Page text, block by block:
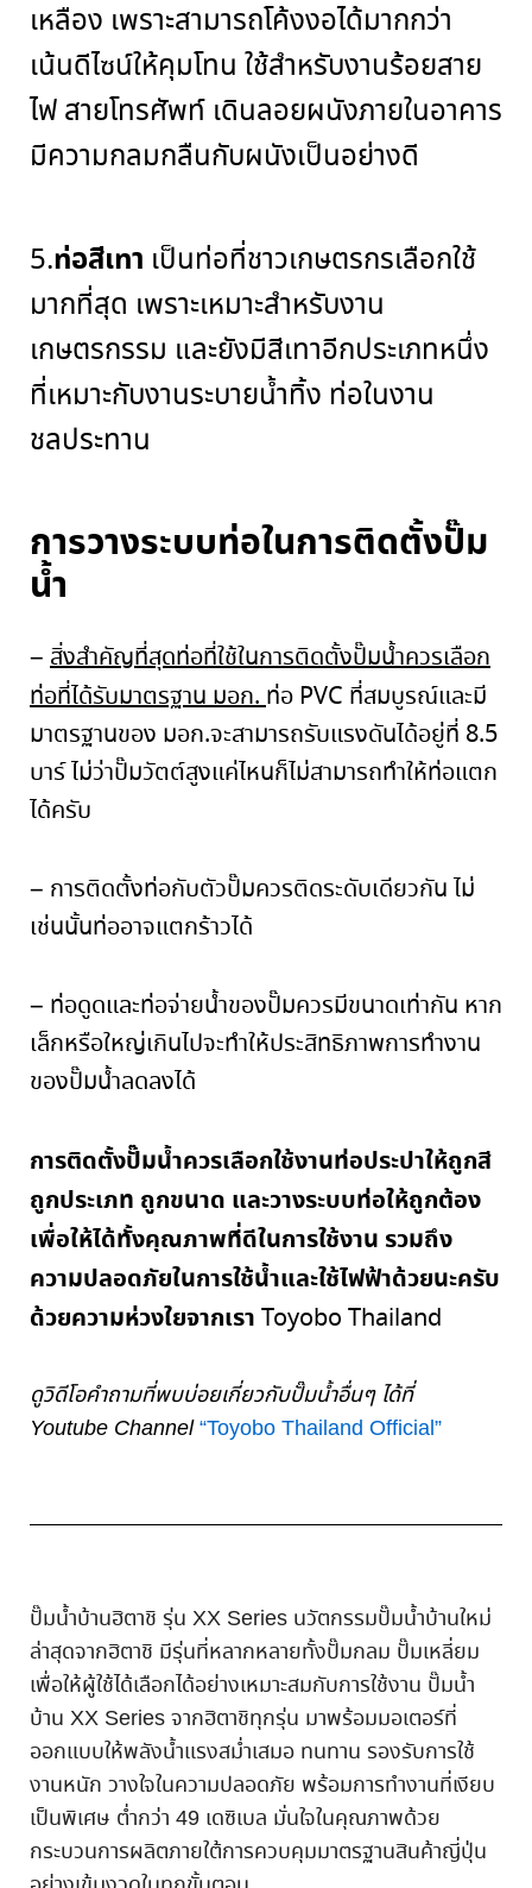
เหลือง เพราะสามารถโค้งงอได้มากกว่า
เน้นดีไซน์ให้คุมโทน ใช้สำหรับงานร้อยสาย
ไฟ สายโทรศัพท์ เดินลอยผนังภายในอาคาร
มีความกลมกลืนกับผนังเป็นอย่างดี
5.ท่อสีเทา เป็นท่อที่ชาวเกษตรกรเลือกใช้
มากที่สุด เพราะเหมาะสำหรับงาน
เกษตรกรรม และยังมีสีเทาอีกประเภทหนึ่ง
ที่เหมาะกับงานระบายน้ำทิ้ง ท่อในงาน
ชลประทาน
การวางระบบท่อในการติดตั้งปั๊ม
น้ำ
– สิ่งสำคัญที่สุดท่อที่ใช้ในการติดตั้งปั๊มน้ำควรเลือก
ท่อที่ได้รับมาตรฐาน มอก.ท่อ PVC ที่สมบูรณ์และมี
มาตรฐานของ มอก.จะสามารถรับแรงดันได้อยู่ที่ 8.5
บาร์ ไม่ว่าปั๊มวัตต์สูงแค่ไหนก็ไม่สามารถทำให้ท่อแตก
ได้ครับ
– การติดตั้งท่อกับตัวปั๊มควรติดระดับเดียวกัน ไม่
เช่นนั้นท่ออาจแตกร้าวได้
– ท่อดูดและท่อจ่ายน้ำของปั๊มควรมีขนาดเท่ากัน หาก
เล็กหรือใหญ่เกินไปจะทำให้ประสิทธิภาพการทำงาน
ของปั๊มน้ำลดลงได้
การติดตั้งปั๊มน้ำควรเลือกใช้งานท่อประปาให้ถูกสี
ถูกประเภท ถูกขนาด และวางระบบท่อให้ถูกต้อง
เพื่อให้ได้ทั้งคุณภาพที่ดีในการใช้งาน รวมถึง
ความปลอดภัยในการใช้น้ำและใช้ไฟฟ้าด้วยนะครับ
ด้วยความห่วงใยจากเรา Toyobo Thailand
ดูวิดีโอคำถามที่พบบ่อยเกี่ยวกับปั๊มน้ำอื่นๆ ได้ที่
Youtube Channel“Toyobo Thailand Official”
ปั๊มน้ำบ้านฮิตาชิ รุ่น XX Series นวัตกรรมปั๊มน้ำบ้านใหม่
ล่าสุดจากฮิตาชิ มีรุ่นที่หลากหลายทั้งปั๊มกลม ปั๊มเหลี่ยม
เพื่อให้ผู้ใช้ได้เลือกได้อย่างเหมาะสมกับการใช้งาน ปั๊มน้ำ
บ้าน XX Series จากฮิตาชิทุกรุ่น มาพร้อมมอเตอร์ที่
ออกแบบให้พลังน้ำแรงสม่ำเสมอ ทนทาน รองรับการใช้
งานหนัก วางใจในความปลอดภัย พร้อมการทำงานที่เงียบ
เป็นพิเศษ ต่ำกว่า 49 เดซิเบล มั่นใจในคุณภาพด้วย
กระบวนการผลิตภายใต้การควบคุมมาตรฐานสินค้าญี่ปุ่น